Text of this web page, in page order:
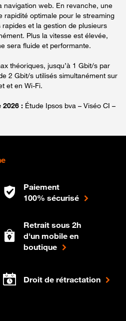
navigation web. En revanche, une
rapidité optimale pour le streaming
et la gestion de plusieurs
Plus la vitesse est élevée,
sera fluide et performante.
théoriques, jusqu’à 1 Gbit/s par
2 Gbit/s utilisés simultanément sur
et en Wi-Fi.
2026 : Étude Ipsos bva – Viséo CI –
Paiement
100% sécurisé
Retrait sous 2h
d'un mobile en
boutique
Droit de rétractation